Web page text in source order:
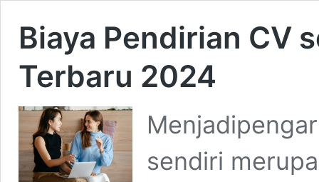
Biaya Pendirian CV
Terbaru 2024
sendiri